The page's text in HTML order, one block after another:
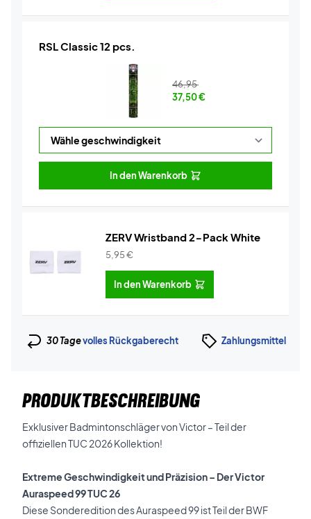
RSL Classic 12 pcs.
46,95
37,50€
In den Warenkorb
ZERV Wristband 2-Pack White
5,95€
In den Warenkorb
30 Tagevolles Rückgaberecht Zahlungsmittel
PRODUKTBESCHREIBUNG
Exklusiver Badmintonschläger von Victor – Teil der
offiziellen TUC 2026 Kollektion!
Extreme Geschwindigkeit und Präzision – Der Victor
Auraspeed 99 TUC 26
Diese Sonderedition des Auraspeed 99 ist Teil der BWF